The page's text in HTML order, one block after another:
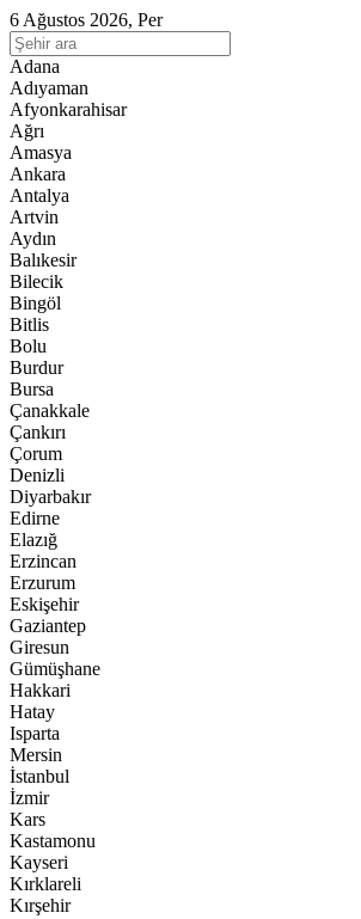
6 Ağustos 2026, Per
Adana
Adıyaman
Afyonkarahisar
Ağrı
Amasya
Ankara
Antalya
Artvin
Aydın
Balıkesir
Bilecik
Bingöl
Bitlis
Bolu
Burdur
Bursa
Çanakkale
Çankırı
Çorum
Denizli
Diyarbakır
Edirne
Elazığ
Erzincan
Erzurum
Eskişehir
Gaziantep
Giresun
Gümüşhane
Hakkari
Hatay
Isparta
Mersin
İstanbul
İzmir
Kars
Kastamonu
Kayseri
Kırklareli
Kırşehir